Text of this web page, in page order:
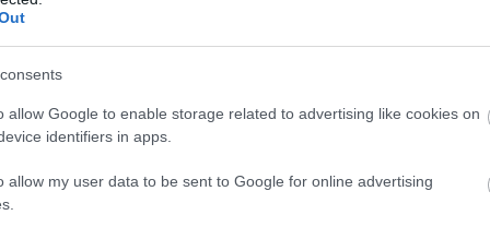
allow Google to enable storage related to advertising like cookies on
identifiers in apps.
allow my user data to be sent to Google for online advertising